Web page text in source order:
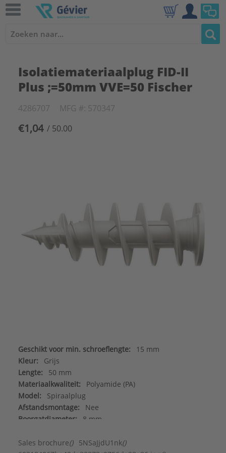
Isolatiemateriaalplug FID-II
Plus ;=50mm VVE=50 Fischer
4286707 MFG #: 570347
€1,04 / 50.00
Geschikt voor min. schroeflengte:
15 mm
Kleur:
Grijs
Lengte:
50 mm
Materiaalkwaliteit:
Polyamide (PA)
Model:
Spiraalplug
Afstandsmontage:
Nee
Boorgatdiameter:
8 mm
Geschikt voor beton:
Nee
Sales brochure() 5NSaJjdU1nk()